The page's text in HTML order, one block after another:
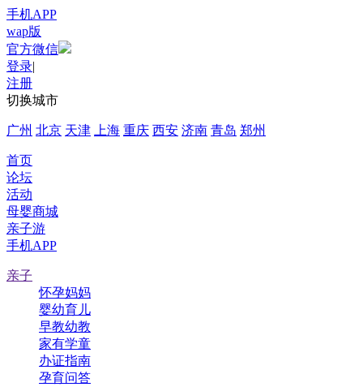
手机APP
wap版
官方微信
登录|
注册
切换城市
广州 北京 天津 上海 重庆 西安 济南 青岛 郑州
首页
论坛
活动
母婴商城
亲子游
手机APP
亲子
怀孕妈妈
婴幼育儿
早教幼教
家有学童
办证指南
孕育问答